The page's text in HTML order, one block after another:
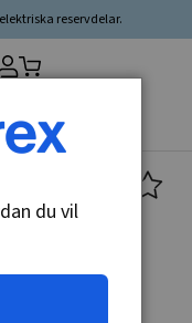
reservdelar.
du vil